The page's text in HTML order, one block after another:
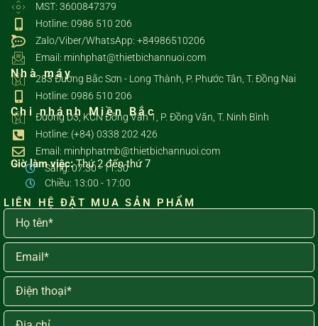
MST: 3600847379
Hotline: 0986 510 206
Zalo/Viber/WhatsApp: +84986510206
Email: minhphat@thietbichannuoi.com
Nhà máy
283 Đường Bắc Sơn - Long Thành, P. Phước Tân, T. Đồng Nai
Hotline: 0986 510 206
Chi nhánh Miền Bắc
Đường D3, KCN Đồng Văn 1, P. Đồng Văn, T. Ninh Bình
Hotline: (+84) 0338 202 426
Email: minhphatmb@thietbichannuoi.com
Giờ làm việc:Thứ 2 đến thứ 7
Sáng: 07:30 - 11:30
Chiều: 13:00 - 17:00
LIÊN HỆ ĐẶT MUA SẢN PHẨM